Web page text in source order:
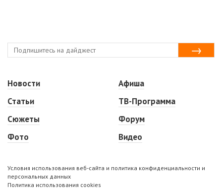
Новости
Статьи
Сюжеты
Фото
Афиша
ТВ-Программа
Форум
Видео
Условия использования веб-сайта и политика конфиденциальности и
персональных данных
Политика использования cookies